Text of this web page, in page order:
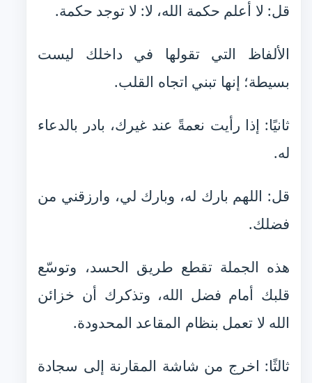
قل: لا أعلم حكمة الله، لا: لا توجد حكمة.
الألفاظ التي تقولها في داخلك ليست
بسيطة؛ إنها تبني اتجاه القلب.
ثانيًا: إذا رأيت نعمةً عند غيرك، بادر بالدعاء
له.
قل: اللهم بارك له، وبارك لي، وارزقني من
فضلك.
هذه الجملة تقطع طريق الحسد، وتوسّع
قلبك أمام فضل الله، وتذكرك أن خزائن
الله لا تعمل بنظام المقاعد المحدودة.
ثالثًا: اخرج من شاشة المقارنة إلى سجادة